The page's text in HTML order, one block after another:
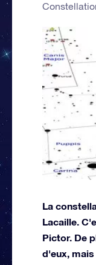
La
Lacaille.
Pictor. De
d'eux,